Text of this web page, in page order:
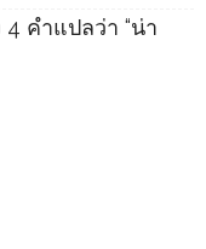
4 คำแปลว่า “น่า